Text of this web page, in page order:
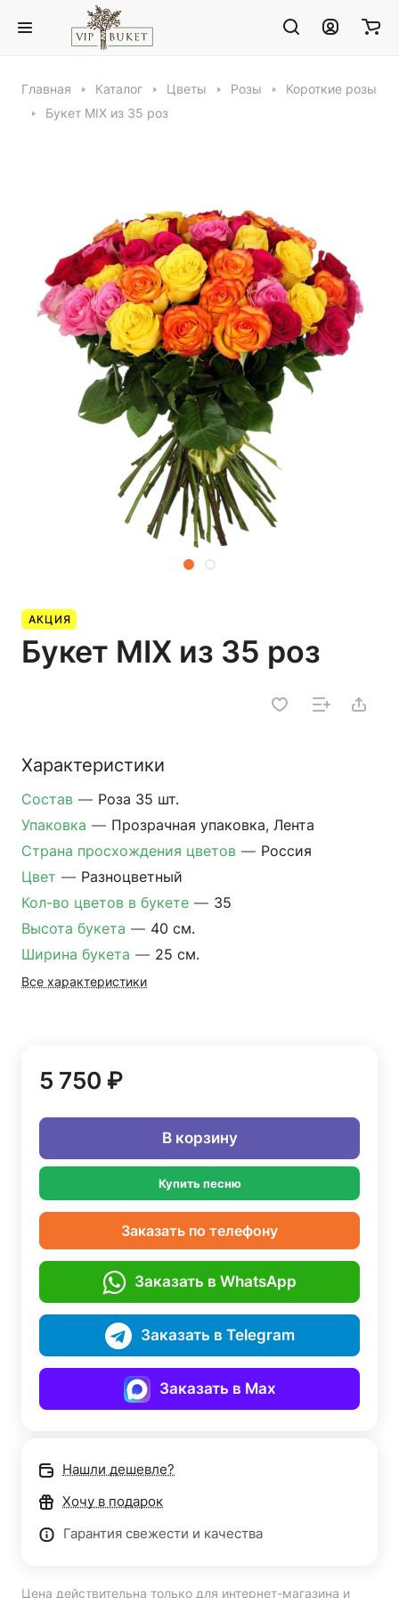
Главная Каталог Цветы Розы
Короткие розы
Букет MIX из 35 роз
АКЦИЯ
Букет MIX из 35 роз
Характеристики
Состав — Роза 35 шт.
Упаковка — Прозрачная упаковка, Лента
Страна просхождения цветов — Россия
Цвет — Разноцветный
Кол-во цветов в букете — 35
Высота букета — 40 см.
Ширина букета — 25 см.
Все характеристики
5 750 ₽
В корзину
Купить песню
Заказать по телефону
Заказать в WhatsApp
Заказать в Telegram
Заказать в Max
Нашли дешевле?
Хочу в подарок
Гарантия свежести и качества
Цена действительна только для интернет-магазина и